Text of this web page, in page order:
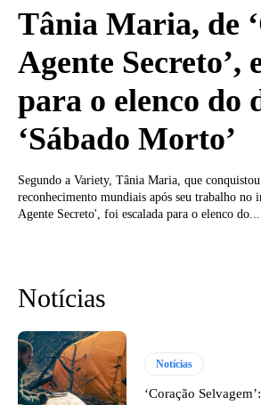
Tânia Maria, de
Agente Secreto’,
para o elenco do
‘Sábado Morto’
Segundo a Variety, Tânia Maria, que
reconhecimento mundiais após seu trabalho no
Agente Secreto', foi escalada para o elenco do...
Notícias
Notícias
‘Coração